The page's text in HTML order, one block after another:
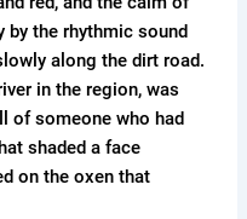
by the rhythmic sound
along the dirt road.
in the region, was
of someone who had
shaded a face
on the oxen that